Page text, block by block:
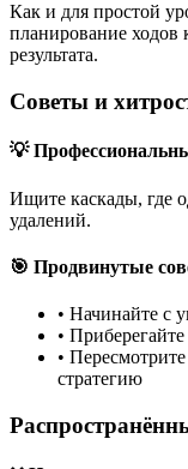
Как и для простой
планирование ходов
результата.
Советы и
💡
Ищите каскады, где
удалений.
🎯 Продвинутые
• Начинайте с
•
•
стратегию